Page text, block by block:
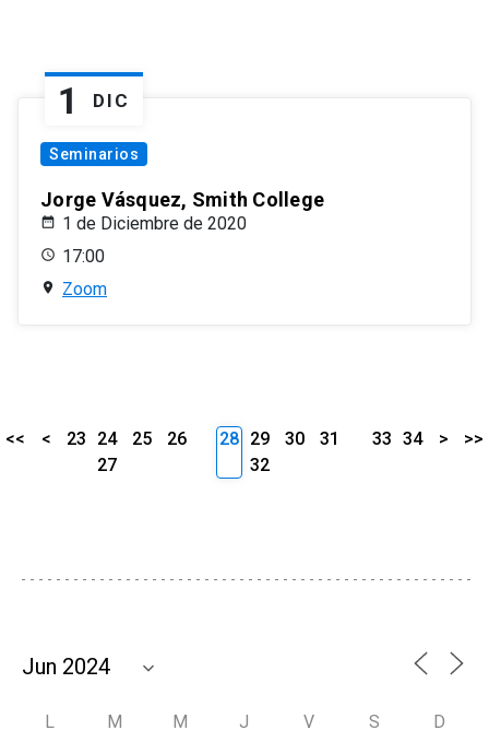
1 DIC
Seminarios
Jorge Vásquez, Smith College
1 de Diciembre de 2020
17:00
Zoom
<< < 23 24 25
26
27
28 29 30
31
32
33 34 > >>
L M M J V S D